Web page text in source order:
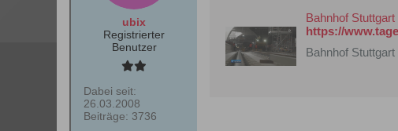
ubix
Registrierter
Benutzer
Dabei seit:
26.03.2008
Beiträge: 3736
Bahnhof
https://
Bahnhof